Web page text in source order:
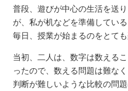
普段、遊びが中心の生活を送
が、私が机などを準備してい
毎日、授業が始まるのをとて
当初、二人は、数字は数える
ったので、数える問題は難な
判断が難しいような比較の問